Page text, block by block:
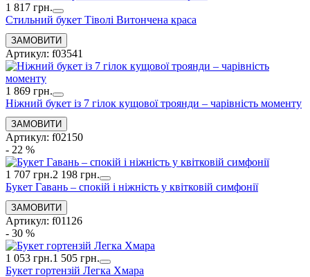
1 817 грн.
Стильний букет Тіволі Витончена краса
Артикул: f03541
1 869 грн.
Ніжний букет із 7 гілок кущової троянди – чарівність моменту
Артикул: f02150
- 22 %
1 707 грн.2 198 грн.
Букет Гавань – спокій і ніжність у квітковій симфонії
Артикул: f01126
- 30 %
1 053 грн.1 505 грн.
Букет гортензій Легка Хмара